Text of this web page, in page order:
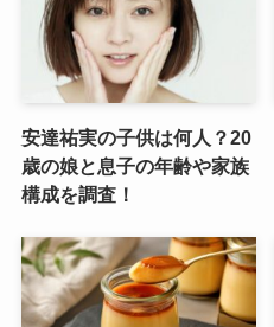
安達祐実の子供は何人？20
歳の娘と息子の年齢や家族
構成を調査！